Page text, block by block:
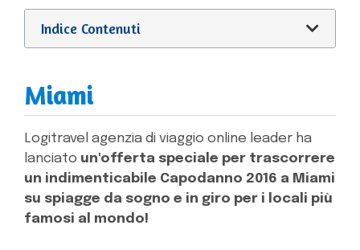
Indice Contenuti
Miami
Logitravel agenzia di viaggio online leader ha
lanciato un'offerta speciale per trascorrere
un indimenticabile Capodanno 2016 a Miami
su spiagge da sogno e in giro per i locali più
famosi al mondo!